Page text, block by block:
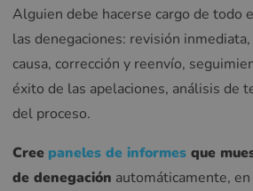
Alguien debe hacerse cargo de todo
las denegaciones: revisión
causa, corrección y reenvío,
éxito de las apelaciones, análisis de
del proceso.
Cree paneles de informes que
de denegación automáticamente,